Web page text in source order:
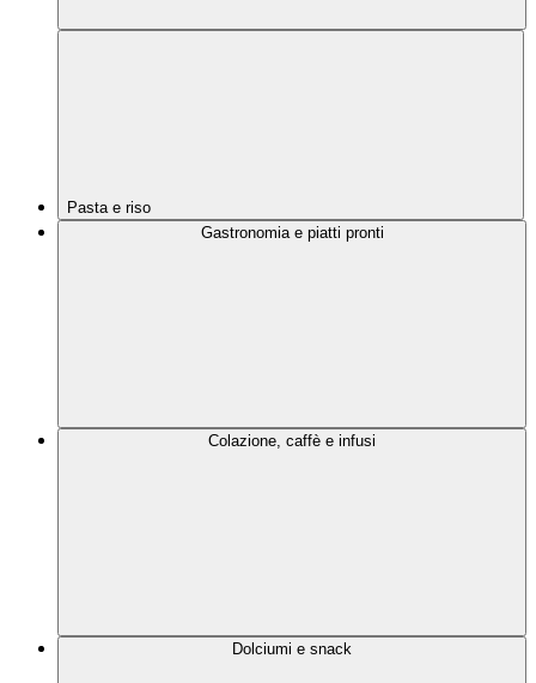
Pasta e riso
Gastronomia e piatti pronti
Colazione, caffè e infusi
Dolciumi e snack